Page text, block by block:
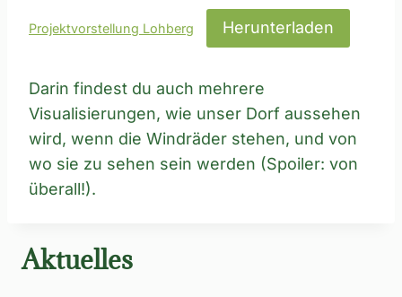
Projektvorstellung Lohberg Herunterladen
Darin findest du auch mehrere
Visualisierungen, wie unser Dorf aussehen
wird, wenn die Windräder stehen, und von
wo sie zu sehen sein werden (Spoiler: von
überall!).
Aktuelles